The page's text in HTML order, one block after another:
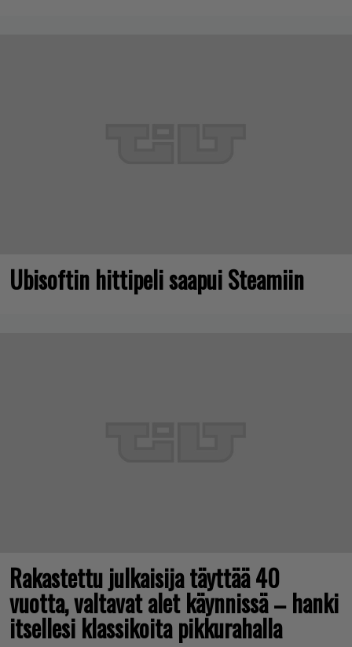
Ubisoftin hittipeli saapui Steamiin
Rakastettu julkaisija täyttää 40
vuotta, valtavat alet käynnissä – hanki
itsellesi klassikoita pikkurahalla